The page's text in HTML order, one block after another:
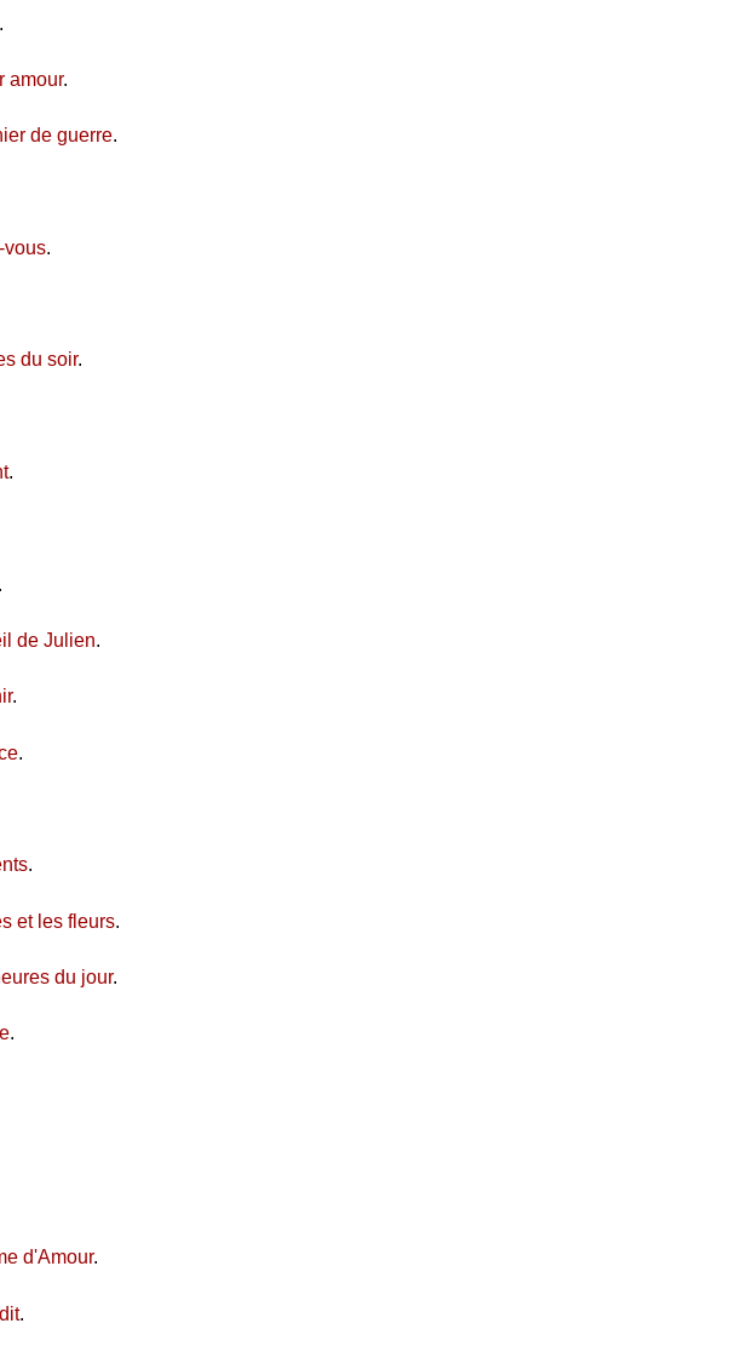
.
amour.
de guerre.
vous.
du soir.
.
.
de Julien.
.
.
.
et les fleurs.
du jour.
.
d'Amour.
.